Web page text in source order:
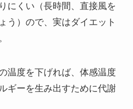
にくい（長時間、直接風を
う）ので、実はダイエット
温度を下げれば、体感温度
ギーを生み出すために代謝